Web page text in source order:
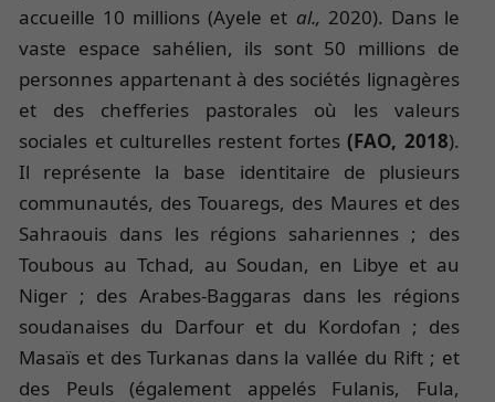
accueille 10 millions (Ayele et al., 2020). Dans le
vaste espace sahélien, ils sont 50 millions de
personnes appartenant à des sociétés lignagères
et des chefferies pastorales où les valeurs
sociales et culturelles restent fortes(FAO, 2018).
Il représente la base identitaire de plusieurs
communautés, des Touaregs, des Maures et des
Sahraouis dans les régions sahariennes ; des
Toubous au Tchad, au Soudan, en Libye et au
Niger ; des Arabes-Baggaras dans les régions
soudanaises du Darfour et du Kordofan ; des
Masaïs et des Turkanas dans la vallée du Rift ; et
des Peuls (également appelés Fulanis, Fula,